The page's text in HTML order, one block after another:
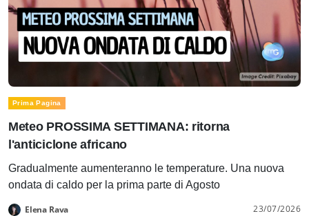
Prima Pagina
Meteo PROSSIMA SETTIMANA: ritorna
l'anticiclone africano
Gradualmente aumenteranno le temperature. Una nuova
ondata di caldo per la prima parte di Agosto
Elena Rava 23/07/2026